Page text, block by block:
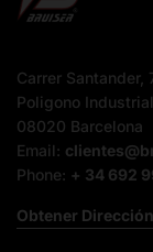
Carrer Santander,
Poligono
08020 Barcelona
Email:
Phone: + 34 692
Obtener Dirección